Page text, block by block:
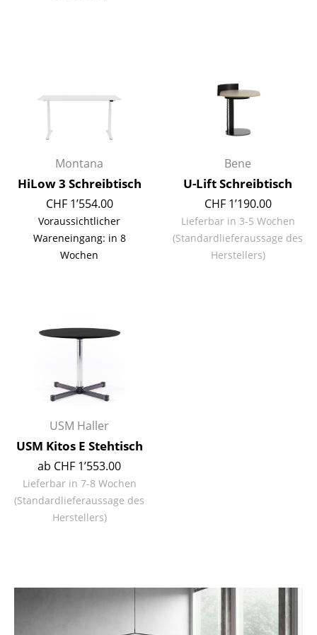
Einzelteile
Hängeleuchten & Deckenleuchten
Tischleuchten
Schreibtischleuchten
Wandleuchten
Outdoor-Leuchten
Akkuleuchten
Betten
Doppelbetten
Einzelbetten
Nachttische & Bettzubehör
Montana
HiLow 3 Schreibtisch
CHF 1’554.00
Voraussichtlicher
Wareneingang: in 8
Wochen
Bene
U-Lift Schreibtisch
CHF 1’190.00
Lieferbar in 3-5 Wochen
(Standardlieferaussage des
Herstellers)
USM Haller
USM Kitos E Stehtisch
ab CHF 1’553.00
Lieferbar in 7-8 Wochen
(Standardlieferaussage des
Herstellers)